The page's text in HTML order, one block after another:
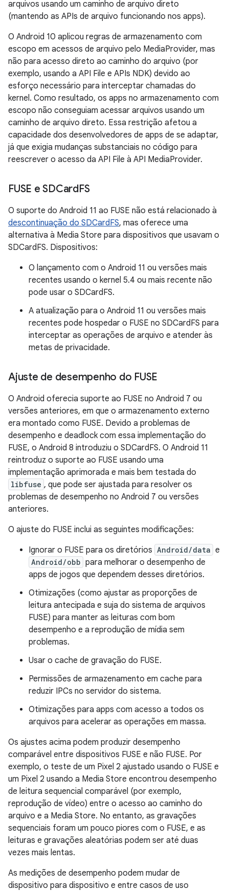
arquivos usando um caminho de arquivo direto
(mantendo as APIs de arquivo funcionando nos apps).
O Android 10 aplicou regras de armazenamento com
escopo em acessos de arquivo pelo MediaProvider, mas
não para acesso direto ao caminho do arquivo (por
exemplo, usando a API File e APIs NDK) devido ao
esforço necessário para interceptar chamadas do
kernel. Como resultado, os apps no armazenamento com
escopo não conseguiam acessar arquivos usando um
caminho de arquivo direto. Essa restrição afetou a
capacidade dos desenvolvedores de apps de se adaptar,
já que exigia mudanças substanciais no código para
reescrever o acesso da API File à API MediaProvider.
FUSE e SDCardFS
O suporte do Android 11 ao FUSE não está relacionado à
descontinuação do SDCardFS, mas oferece uma
alternativa à Media Store para dispositivos que usavam o
SDCardFS. Dispositivos:
O lançamento com o Android 11 ou versões mais
recentes usando o kernel 5.4 ou mais recente não
pode usar o SDCardFS.
A atualização para o Android 11 ou versões mais
recentes pode hospedar o FUSE no SDCardFS para
interceptar as operações de arquivo e atender às
metas de privacidade.
Ajuste de desempenho do FUSE
O Android oferecia suporte ao FUSE no Android 7 ou
versões anteriores, em que o armazenamento externo
era montado como FUSE. Devido a problemas de
desempenho e deadlock com essa implementação do
FUSE, o Android 8 introduziu o SDCardFS. O Android 11
reintroduz o suporte ao FUSE usando uma
implementação aprimorada e mais bem testada do
libfuse , que pode ser ajustada para resolver os
problemas de desempenho no Android 7 ou versões
anteriores.
O ajuste do FUSE inclui as seguintes modificações:
Ignorar o FUSE para os diretórios Android/data e
Android/obb para melhorar o desempenho de
apps de jogos que dependem desses diretórios.
Otimizações (como ajustar as proporções de
leitura antecipada e suja do sistema de arquivos
FUSE) para manter as leituras com bom
desempenho e a reprodução de mídia sem
problemas.
Usar o cache de gravação do FUSE.
Permissões de armazenamento em cache para
reduzir IPCs no servidor do sistema.
Otimizações para apps com acesso a todos os
arquivos para acelerar as operações em massa.
Os ajustes acima podem produzir desempenho
comparável entre dispositivos FUSE e não FUSE. Por
exemplo, o teste de um Pixel 2 ajustado usando o FUSE e
um Pixel 2 usando a Media Store encontrou desempenho
de leitura sequencial comparável (por exemplo,
reprodução de vídeo) entre o acesso ao caminho do
arquivo e a Media Store. No entanto, as gravações
sequenciais foram um pouco piores com o FUSE, e as
leituras e gravações aleatórias podem ser até duas
vezes mais lentas.
As medições de desempenho podem mudar de
dispositivo para dispositivo e entre casos de uso